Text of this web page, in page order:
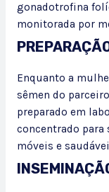
gonadotrofina
monitorada por
Enquanto a
sêmen do
preparado em
concentrado para
móveis e